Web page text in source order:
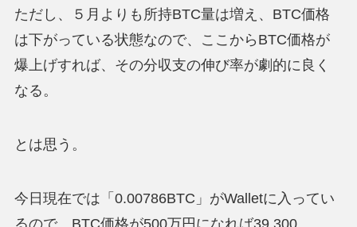
ただし、５月よりも所持BTC量は増え、BTC価格
は下がっている状態なので、ここからBTC価格が
爆上げすれば、その分収支の伸び率が劇的に良く
なる。
とは思う。
今日現在では「0.00786BTC」がWalletに入ってい